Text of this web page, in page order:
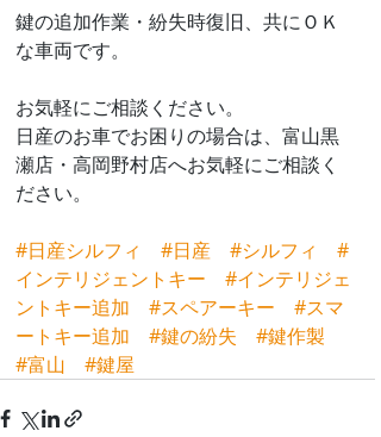
鍵の追加作業・紛失時復旧、共にＯＫ
な車両です。
お気軽にご相談ください。
日産のお車でお困りの場合は、富山黒
瀬店・高岡野村店へお気軽にご相談く
ださい。
#日産シルフィ #日産 #シルフィ
#
インテリジェントキー
#インテリジェ
ントキー追加
#スペアーキー
#スマ
ートキー追加
#鍵の紛失
#鍵作製
#富山
#鍵屋